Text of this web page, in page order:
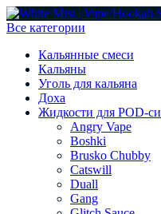
Все категории
Кальянные смеси
Кальяны
Уголь для кальяна
Доха
Жидкости для POD-
Angry Vape
Boshki
Brusko Chubby
Catswill
Duall
Gang